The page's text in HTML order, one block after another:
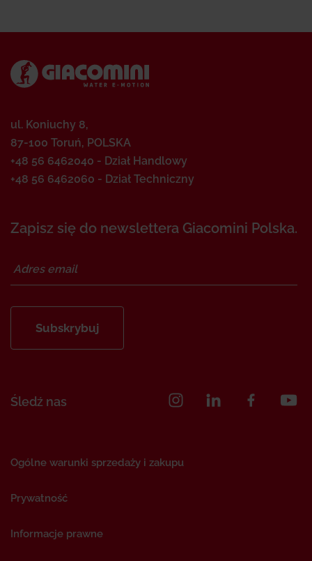
ul. Koniuchy 8,
87-100 Toruń, POLSKA
+48 56 6462040 - Dział Handlowy
+48 56 6462060 - Dział Techniczny
Zapisz się do newslettera Giacomini Polska.
Subskrybuj
Śledź nas
Ogólne warunki sprzedaży i zakupu
Prywatność
Informacje prawne